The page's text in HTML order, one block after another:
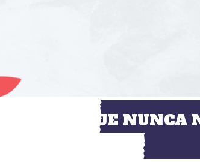
HOY MÁS QUE NUNCA